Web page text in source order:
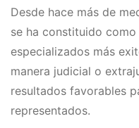
Desde hace más de
se ha constituido
especializados más
manera judicial o
resultados favorables
representados.